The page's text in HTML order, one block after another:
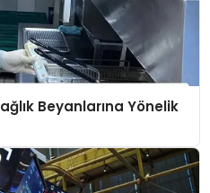
Beyanlarına Yönelik